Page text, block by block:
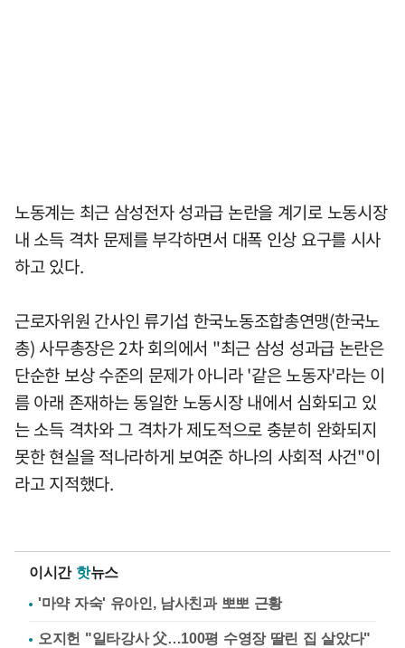
노동계는 최근 삼성전자 성과급 논란을 계기로 노동시장
내 소득 격차 문제를 부각하면서 대폭 인상 요구를 시사
하고 있다.
근로자위원 간사인 류기섭 한국노동조합총연맹(한국노
총) 사무총장은 2차 회의에서 "최근 삼성 성과급 논란은
단순한 보상 수준의 문제가 아니라 '같은 노동자'라는 이
름 아래 존재하는 동일한 노동시장 내에서 심화되고 있
는 소득 격차와 그 격차가 제도적으로 충분히 완화되지
못한 현실을 적나라하게 보여준 하나의 사회적 사건"이
라고 지적했다.
이시간 핫뉴스
'마약 자숙' 유아인, 남사친과 뽀뽀 근황
오지헌 "일타강사 父…100평 수영장 딸린 집 살았다"